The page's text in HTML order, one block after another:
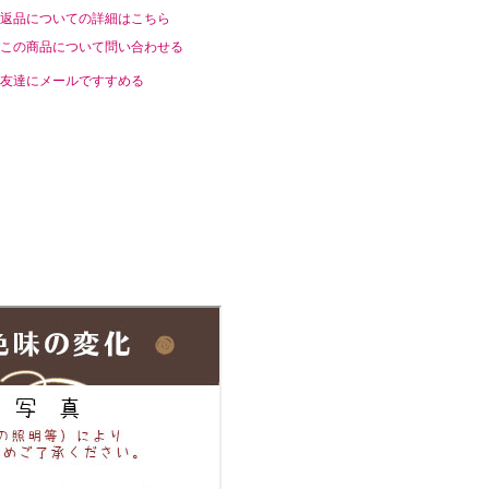
返品についての詳細はこちら
この商品について問い合わせる
友達にメールですすめる